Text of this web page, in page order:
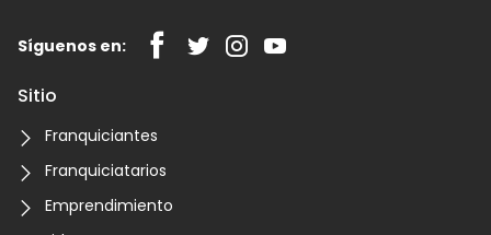
Síguenos en:
Sitio
Franquiciantes
Franquiciatarios
Emprendimiento